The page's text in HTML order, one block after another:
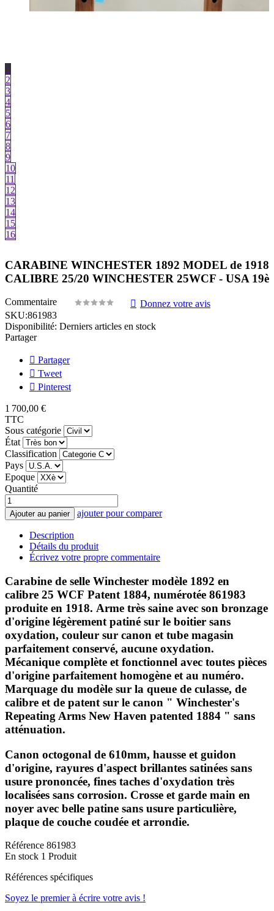
1
2
3
4
5
6
7
8
9
10
11
12
13
14
15
16
CARABINE WINCHESTER 1892 MODEL de 1918
CALIBRE 25/20 WINCHESTER 25WCF - USA 19è
Commentaire
Donnez votre avis
SKU:861983
Disponibilité: Derniers articles en stock
Partager
Partager
Tweet
Pinterest
1 700,00 €
TTC
Sous catégorie
État
Classification
Pays
Epoque
Quantité
Ajouter au panier ajouter pour comparer
Description
Détails du produit
Écrivez votre propre commentaire
Carabine de selle Winchester modèle 1892 en
calibre 25 WCF Patent 1884, numérotée 861983
produite en 1918. Arme très saine avec son bronzage
d'origine légèrement patiné sur le boitier sans
oxydation, couleur sur canon et tube magasin
parfaitement conservé, aucune oxydation.
Mécanique complète et fonctionnel avec toutes pièces
d'origine parfaitement homogène et au numéro.
Marquage du modèle sur la queue de culasse, de
calibre et de patent sur le canon " Winchester's
Repeating Arms New Haven patented 1884 " sans
atténuation.
Canon octogonal de 610mm, hausse et guidon
d'origine, rayures d'aspect brillantes satinées sans
usure prononcée, fines taches d'oxydation très
localisées sans corrosion. Crosse et garde main en
noyer avec belle patine sans usure particulière,
plaque de couche coudée et arrondie.
Référence 861983
En stock 1 Produit
Références spécifiques
Soyez le premier à écrire votre avis !